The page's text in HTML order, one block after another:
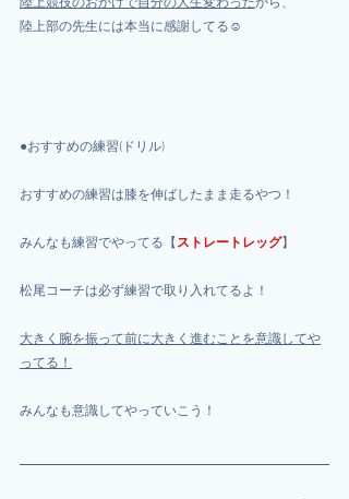
陸上競技のおかけで自分の人生変わったから、
陸上部の先生には本当に感謝してる☺️
●おすすめの練習(ドリル)
おすすめの練習は膝を伸ばしたまま走るやつ！
みんなも練習でやってる【 ストレートレッグ】
松尾コーチは必ず練習で取り入れてるよ！
大きく腕を振って前に大きく進むことを意識してや
ってる！
みんなも意識してやっていこう！